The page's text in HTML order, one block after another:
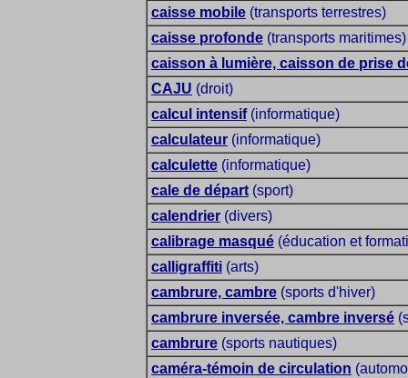
caisse mobile (transports terrestres)
caisse profonde (transports maritimes)
caisson à lumière, caisson de prise
CAJU (droit)
calcul intensif(informatique)
calculateur (informatique)
calculette (informatique)
cale de départ (sport)
calendrier (divers)
calibrage masqué (éducation et
calligraffiti (arts)
cambrure, cambre (sports d'hiver)
cambrure inversée, cambre inversé
cambrure (sports nautiques)
caméra-témoin de circulation